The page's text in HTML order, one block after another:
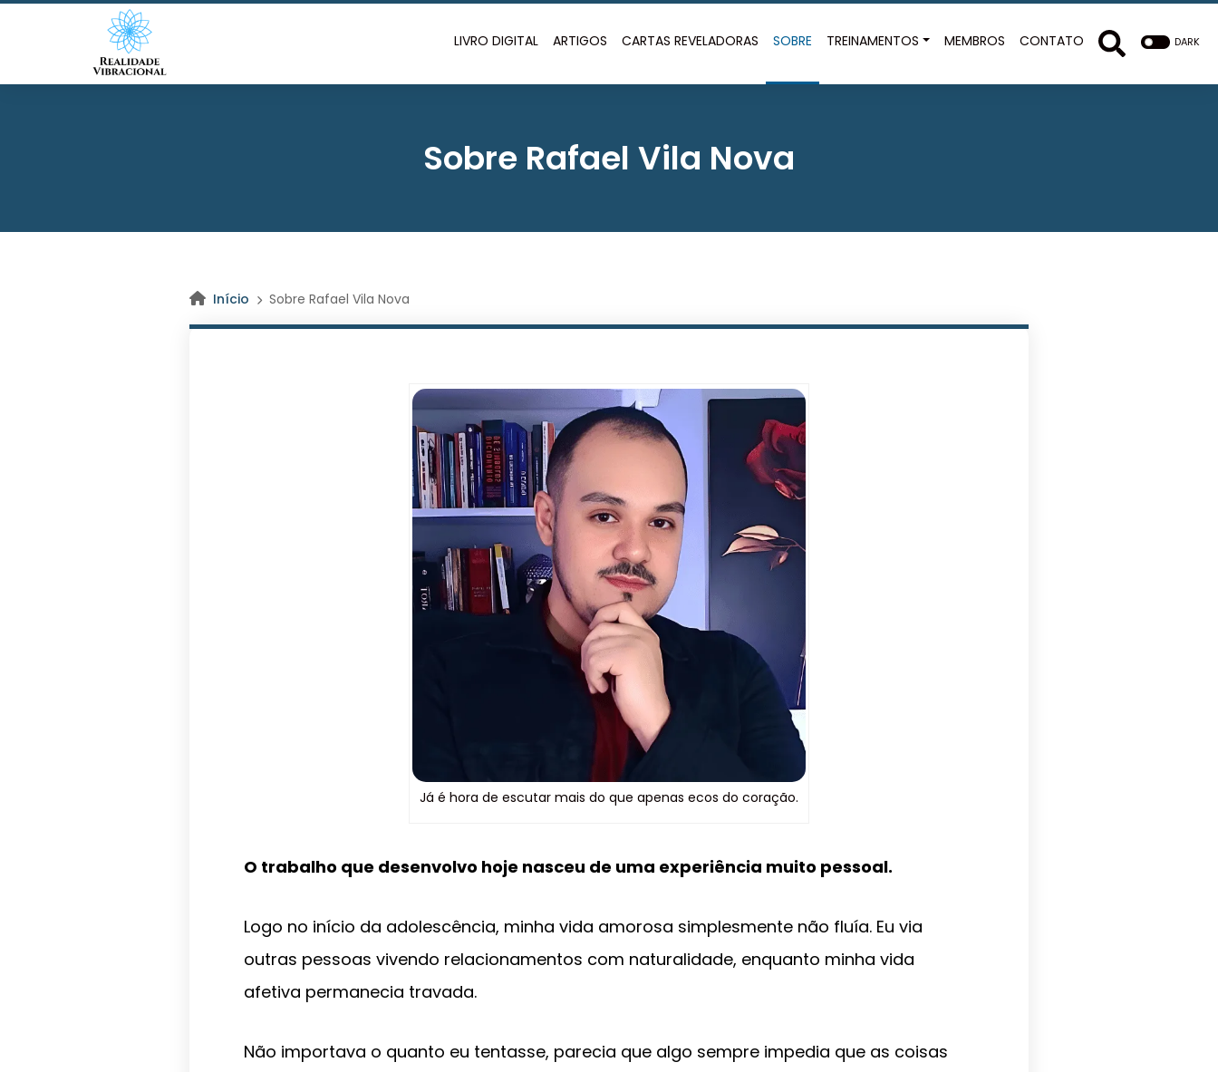
LIVRO DIGITAL ARTIGOS CARTAS REVELADORAS SOBRE TREINAMENTOS MEMBROS CONTATO DARK
Sobre Rafael Vila Nova
Início Sobre Rafael Vila Nova
Já é hora de escutar mais do que apenas ecos do coração.
O trabalho que desenvolvo hoje nasceu de uma experiência muito pessoal.
Logo no início da adolescência, minha vida amorosa simplesmente não fluía. Eu via
outras pessoas vivendo relacionamentos com naturalidade, enquanto minha vida
afetiva permanecia travada.
Não importava o quanto eu tentasse, parecia que algo sempre impedia que as coisas